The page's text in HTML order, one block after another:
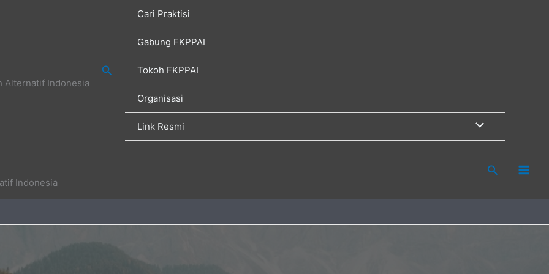
Alternatif Indonesia
Search
Cari Praktisi
Gabung FKPPAI
Tokoh FKPPAI
Organisasi
Link Resmi
Indonesia
Search